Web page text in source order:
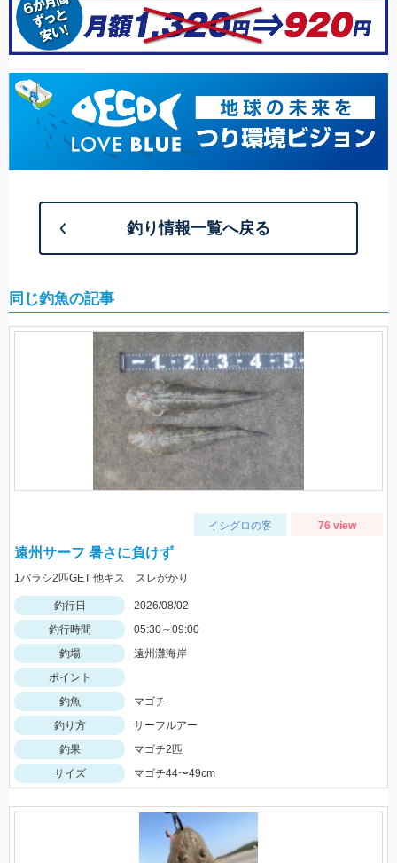
釣り情報一覧へ戻る
同じ釣魚の記事
イシグロの客 76 view
遠州サーフ 暑さに負けず
1バラシ2匹GET 他キス スレがかり
釣行日
2026/08/02
釣行時間
05:30～09:00
釣場
遠州灘海岸
ポイント
釣魚
マゴチ
釣り方
サーフルアー
釣果
マゴチ2匹
サイズ
マゴチ44〜49cm